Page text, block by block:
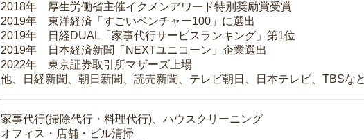
2018年 厚生労働省主催イクメンアワード特別奨励賞受賞
2019年 東洋経済「すごいベンチャー100」に選出
2019年 日経DUAL「家事代行サービスランキング」第1位
2019年 日本経済新聞「NEXTユニコーン」企業選出
2022年 東京証券取引所マザーズ上場
他、日経新聞、朝日新聞、読売新聞、テレビ朝日、日本テレビ、TBSな
家事代行(掃除代行・料理代行)、ハウスクリーニング
オフィス・店舗・ビル清掃